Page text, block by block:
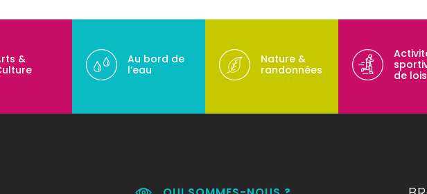
&
Au bord de
l’eau
Nature &
randonnées
de